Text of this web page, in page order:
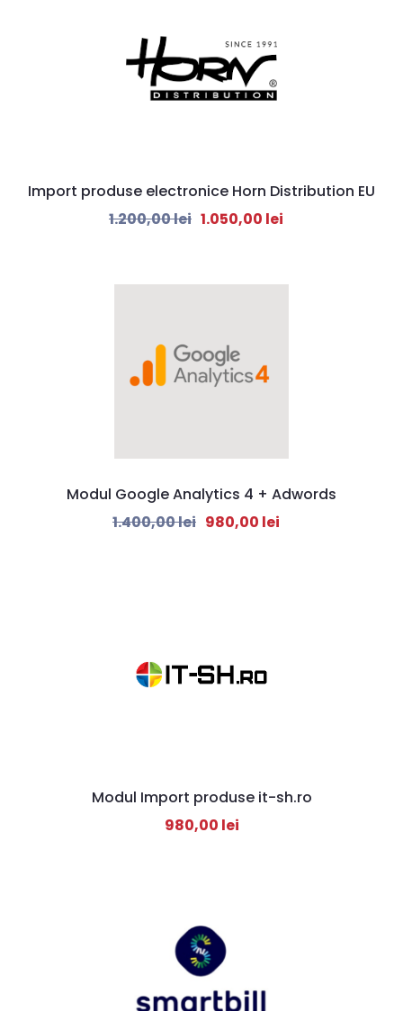
Import produse electronice Horn Distribution EU
1.200,00lei 1.050,00 lei
Modul Google Analytics 4 + Adwords
1.400,00lei 980,00 lei
Modul Import produse it-sh.ro
980,00 lei